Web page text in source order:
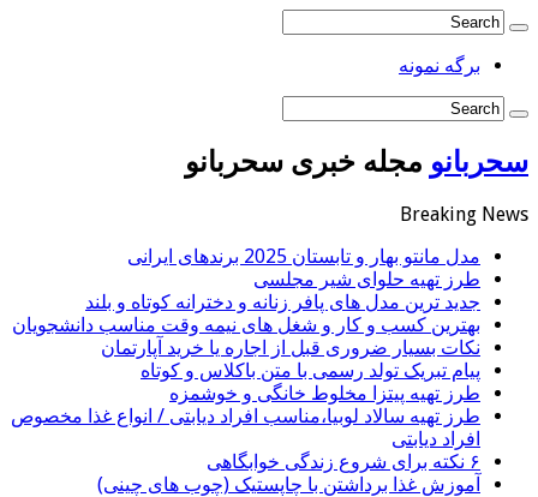
برگه نمونه
سحربانو مجله خبری سحربانو
Breaking News
مدل مانتو بهار و تابستان 2025 برندهای ایرانی
طرز تهیه حلوای شیر مجلسی
جدید ترین مدل های پافر زنانه و دخترانه کوتاه و بلند
بهترین کسب و کار و شغل های نیمه وقت مناسب دانشجویان
نکات بسیار ضروری قبل از اجاره یا خرید آپارتمان
پیام تبریک تولد رسمی با متن باکلاس و کوتاه
طرز تهیه پیتزا مخلوط خانگی و خوشمزه
طرز تهیه سالاد لوبیا،مناسب افراد دیابتی / انواع غذا مخصوص
افراد دیابتی
۶ نکته برای شروع زندگی خوابگاهی
آموزش غذا برداشتن با چاپستیک (چوب های چینی)